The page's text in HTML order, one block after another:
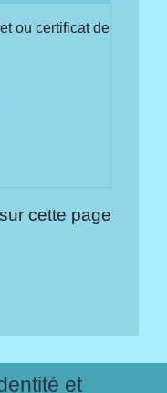
ou certificat de
cette page
et